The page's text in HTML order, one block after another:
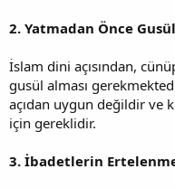
2. Yatmadan Önce
İslam dini açısından,
gusül alması
açıdan uygun değildir ve
için gereklidir.
3. İbadetlerin